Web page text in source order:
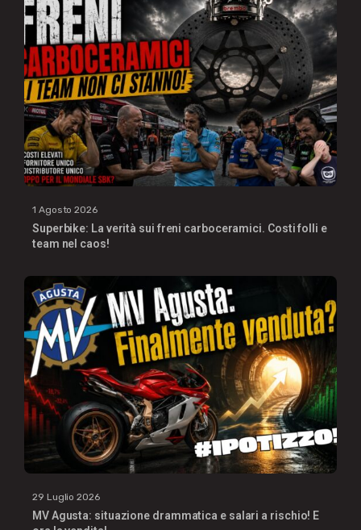
1 Agosto 2026
Superbike: La verità sui freni carboceramici. Costi folli e
team nel caos!
29 Luglio 2026
MV Agusta: situazione drammatica e salari a rischio! E